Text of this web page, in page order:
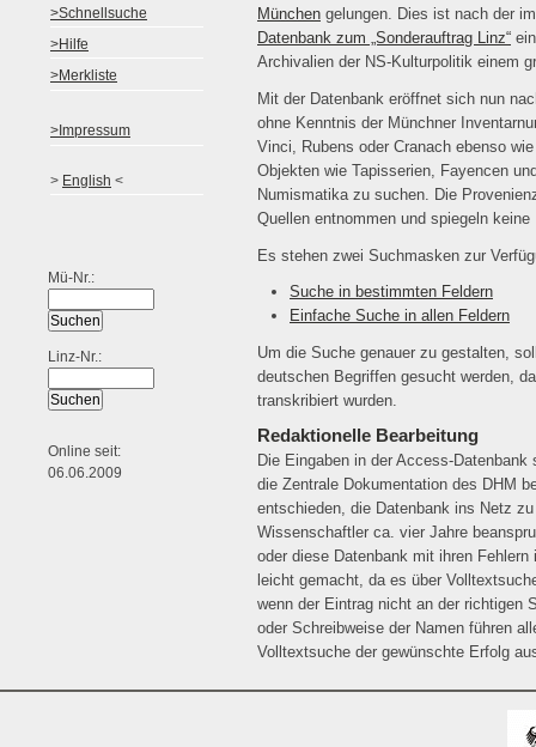
>Schnellsuche
>Hilfe
>Merkliste
>Impressum
> English <
Mü-Nr.:
Linz-Nr.:
Online seit:
06.06.2009
München gelungen. Dies ist nach der
Datenbank zum „Sonderauftrag Linz“
Archivalien der NS-Kulturpolitik einem
Mit der Datenbank eröffnet sich nun
ohne Kenntnis der Münchner
Vinci, Rubens oder Cranach ebenso
Objekten wie Tapisserien, Fayencen
Numismatika zu suchen. Die
Quellen entnommen und spiegeln
Es stehen zwei Suchmasken zur
Suche in bestimmten Feldern
Einfache Suche in allen Feldern
Um die Suche genauer zu gestalten,
deutschen Begriffen gesucht werden,
transkribiert wurden.
Redaktionelle Bearbeitung
Die Eingaben in der Access-
die Zentrale Dokumentation des DHM
entschieden, die Datenbank ins Netz
Wissenschaftler ca. vier Jahre
oder diese Datenbank mit ihren
leicht gemacht, da es über
wenn der Eintrag nicht an der richtigen
oder Schreibweise der Namen führen
Volltextsuche der gewünschte Erfolg